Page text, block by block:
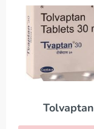
Tolvaptan